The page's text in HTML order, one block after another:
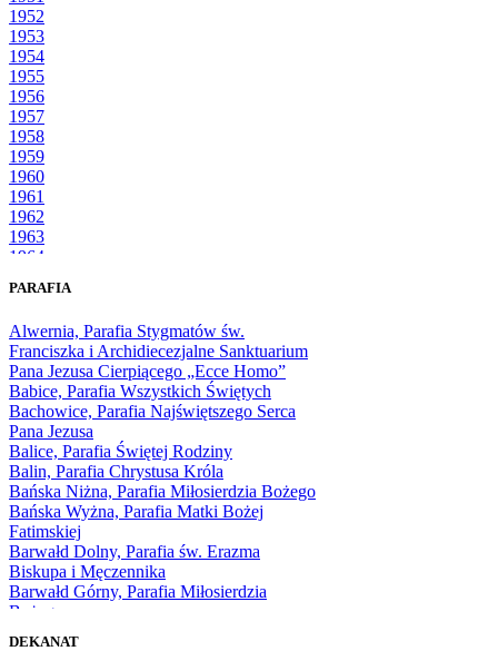
1952
1953
1954
1955
1956
1957
1958
1959
1960
1961
1962
1963
1964
1966
1968
1969
1970
1971
1972
1973
1974
1975
1976
1977
1978
1979
1980
1981
1983
PARAFIA
Alwernia, Parafia Stygmatów św.
Franciszka i Archidiecezjalne Sanktuarium
Pana Jezusa Cierpiącego „Ecce Homo”
Babice, Parafia Wszystkich Świętych
Bachowice, Parafia Najświętszego Serca
Pana Jezusa
Balice, Parafia Świętej Rodziny
Balin, Parafia Chrystusa Króla
Bańska Niżna, Parafia Miłosierdzia Bożego
Bańska Wyżna, Parafia Matki Bożej
Fatimskiej
Barwałd Dolny, Parafia św. Erazma
Biskupa i Męczennika
Barwałd Górny, Parafia Miłosierdzia
Bożego
DEKANAT